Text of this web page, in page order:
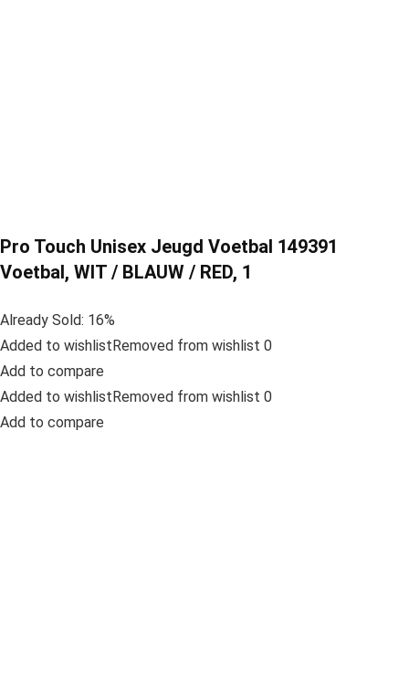
Pro Touch Unisex Jeugd Voetbal 149391
Voetbal, WIT / BLAUW / RED, 1
Already Sold: 16%
Added to wishlistRemoved from wishlist 0
Add to compare
Added to wishlistRemoved from wishlist 0
Add to compare